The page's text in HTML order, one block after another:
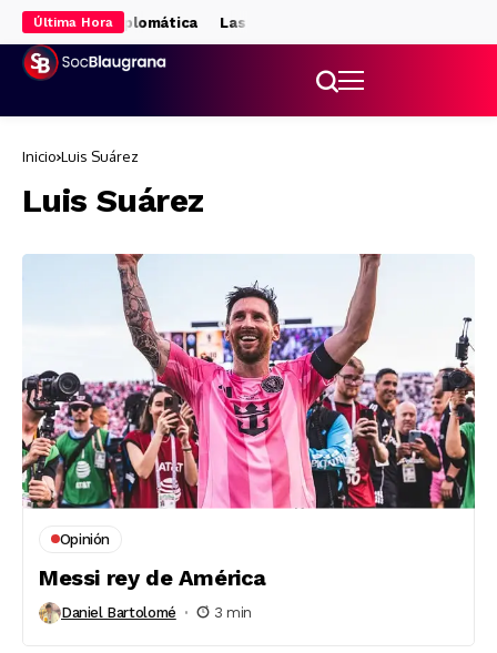
Última Hora
por la vía diplomática Las alternativas para la delantera si
Inicio Luis Suárez
Luis Suárez
Opinión
Messi rey de América
Daniel Bartolomé 3 min